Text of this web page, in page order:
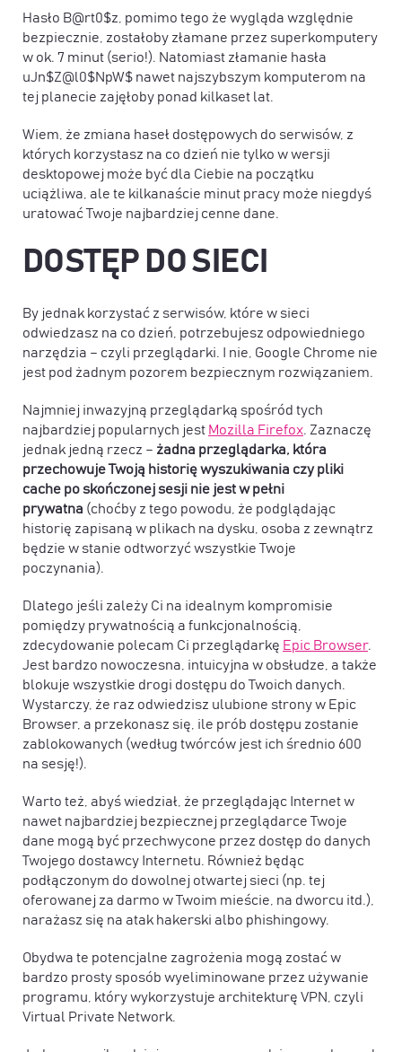
Hasło B@rt0$z, pomimo tego że wygląda względnie
bezpiecznie, zostałoby złamane przez superkomputery
w ok. 7 minut (serio!). Natomiast złamanie hasła
uJn$Z@l0$NpW$ nawet najszybszym komputerom na
tej planecie zajęłoby ponad kilkaset lat.
Wiem, że zmiana haseł dostępowych do serwisów, z
których korzystasz na co dzień nie tylko w wersji
desktopowej może być dla Ciebie na początku
uciążliwa, ale te kilkanaście minut pracy może niegdyś
uratować Twoje najbardziej cenne dane.
DOSTĘP DO SIECI
By jednak korzystać z serwisów, które w sieci
odwiedzasz na co dzień, potrzebujesz odpowiedniego
narzędzia – czyli przeglądarki. I nie, Google Chrome nie
jest pod żadnym pozorem bezpiecznym rozwiązaniem.
Najmniej inwazyjną przeglądarką spośród tych
najbardziej popularnych jest Mozilla Firefox. Zaznaczę
jednak jedną rzecz – żadna przeglądarka, która
przechowuje Twoją historię wyszukiwania czy pliki
cache po skończonej sesji nie jest w pełni
prywatna (choćby z tego powodu, że podglądając
historię zapisaną w plikach na dysku, osoba z zewnątrz
będzie w stanie odtworzyć wszystkie Twoje
poczynania).
Dlatego jeśli zależy Ci na idealnym kompromisie
pomiędzy prywatnością a funkcjonalnością,
zdecydowanie polecam Ci przeglądarkę Epic Browser.
Jest bardzo nowoczesna, intuicyjna w obsłudze, a także
blokuje wszystkie drogi dostępu do Twoich danych.
Wystarczy, że raz odwiedzisz ulubione strony w Epic
Browser, a przekonasz się, ile prób dostępu zostanie
zablokowanych (według twórców jest ich średnio 600
na sesję!).
Warto też, abyś wiedział, że przeglądając Internet w
nawet najbardziej bezpiecznej przeglądarce Twoje
dane mogą być przechwycone przez dostęp do danych
Twojego dostawcy Internetu. Również będąc
podłączonym do dowolnej otwartej sieci (np. tej
oferowanej za darmo w Twoim mieście, na dworcu itd.),
narażasz się na atak hakerski albo phishingowy.
Obydwa te potencjalne zagrożenia mogą zostać w
bardzo prosty sposób wyeliminowane przez używanie
programu, który wykorzystuje architekturę VPN, czyli
Virtual Private Network.